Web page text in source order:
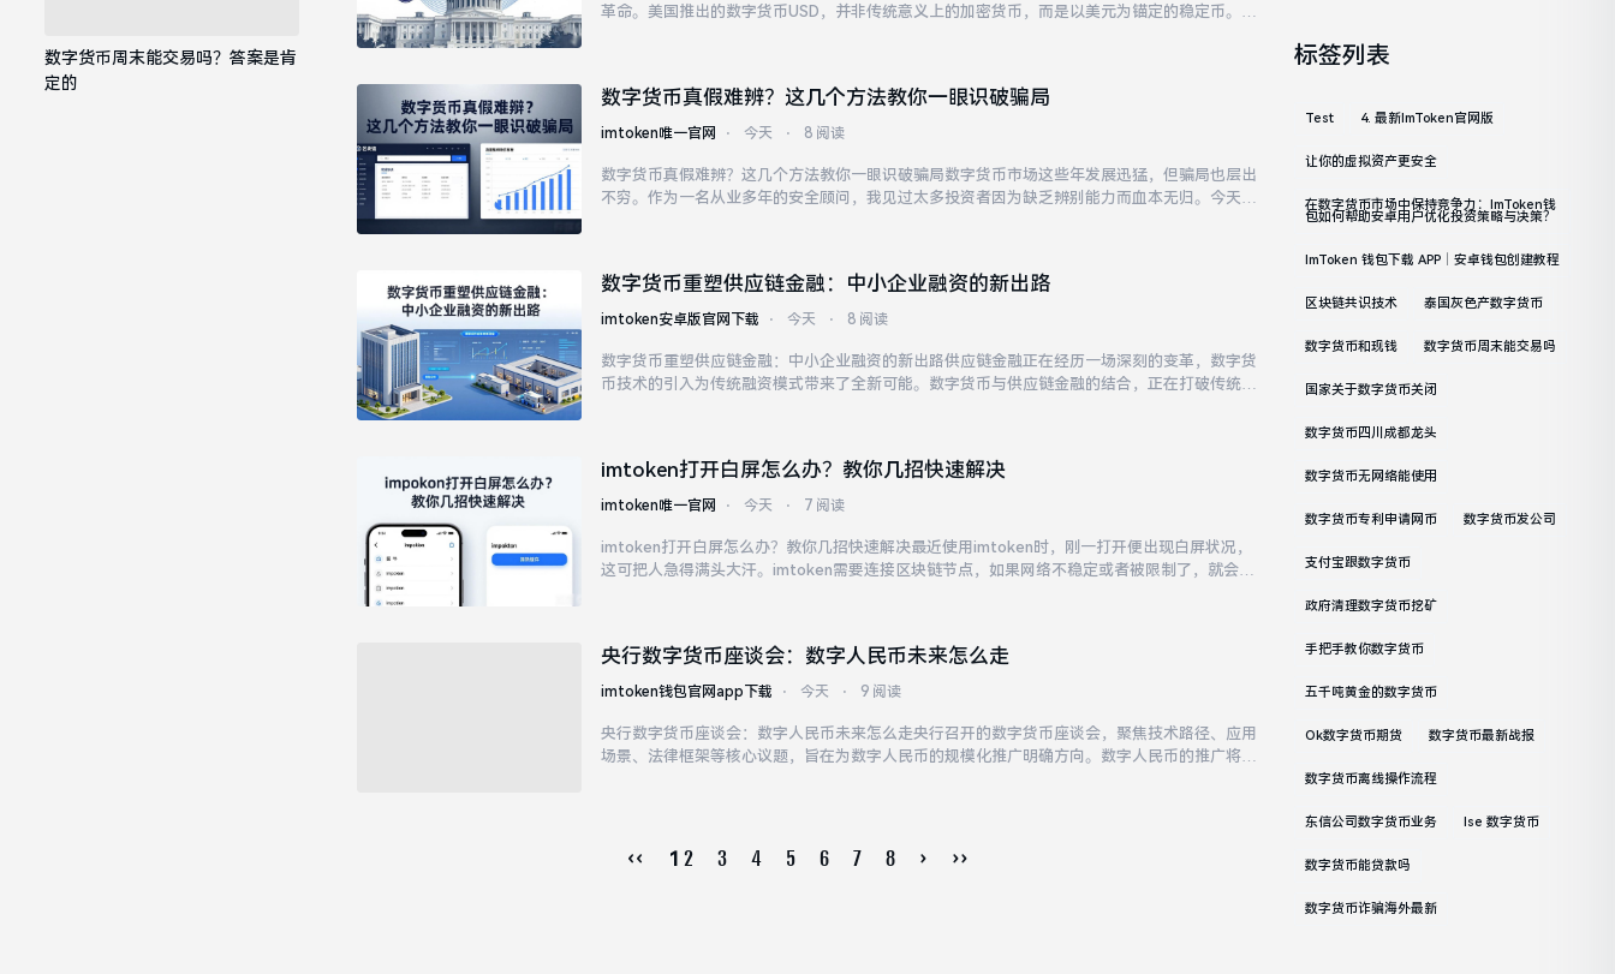
数字货币周末能交易吗？答案是肯
定的
革命。美国推出的数字货币USD，并非传统意义上的加密货币，而是以美元为锚定的稳定币。美
数字货币真假难辨？这几个方法教你一眼识破骗局
imtoken唯一官网 ⋅ 今天 ⋅ 8 阅读
数字货币真假难辨？这几个方法教你一眼识破骗局数字货币市场这些年发展迅猛，但骗局也层出
不穷。作为一名从业多年的安全顾问，我见过太多投资者因为缺乏辨别能力而血本无归。今天想
数字货币重塑供应链金融：中小企业融资的新出路
imtoken安卓版官网下载 ⋅ 今天 ⋅ 8 阅读
数字货币重塑供应链金融：中小企业融资的新出路供应链金融正在经历一场深刻的变革，数字货
币技术的引入为传统融资模式带来了全新可能。数字货币与供应链金融的结合，正在打破传统融
imtoken打开白屏怎么办？教你几招快速解决
imtoken唯一官网 ⋅ 今天 ⋅ 7 阅读
imtoken打开白屏怎么办？教你几招快速解决最近使用imtoken时，刚一打开便出现白屏状况，
这可把人急得满头大汗。imtoken需要连接区块链节点，如果网络不稳定或者被限制了，就会出
央行数字货币座谈会：数字人民币未来怎么走
imtoken钱包官网app下载 ⋅ 今天 ⋅ 9 阅读
央行数字货币座谈会：数字人民币未来怎么走央行召开的数字货币座谈会，聚焦技术路径、应用
场景、法律框架等核心议题，旨在为数字人民币的规模化推广明确方向。数字人民币的推广将是
‹‹ 1 2 3 4 5 6 7 8 › ››
标签列表
Test 4. 最新imToken官网版
让你的虚拟资产更安全
在数字货币市场中保持竞争力：imToken钱
包如何帮助安卓用户优化投资策略与决策？
ImToken 钱包下载 APP｜安卓钱包创建教程
区块链共识技术 泰国灰色产数字货币
数字货币和现钱 数字货币周末能交易吗
国家关于数字货币关闭
数字货币四川成都龙头
数字货币无网络能使用
数字货币专利申请网币 数字货币发公司
支付宝跟数字货币
政府清理数字货币挖矿
手把手教你数字货币
五千吨黄金的数字货币
Ok数字货币期货 数字货币最新战报
数字货币离线操作流程
东信公司数字货币业务 Ise 数字货币
数字货币能贷款吗
数字货币诈骗海外最新